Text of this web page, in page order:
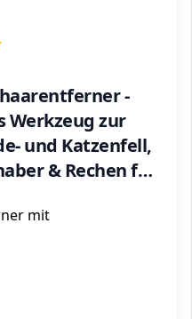
-
Werkzeug zur
und Katzenfell,
& Rechen für
mit